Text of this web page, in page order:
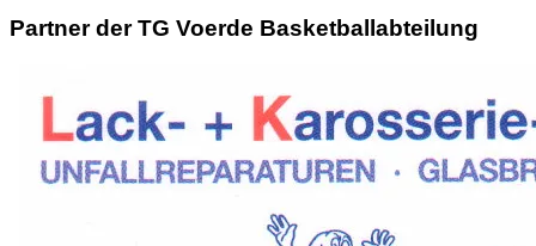
Partner der TG Voerde Basketballabteilung